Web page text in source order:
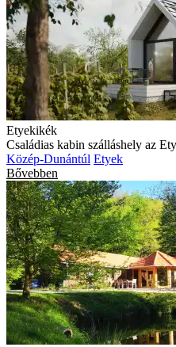
Etyekikék
Családias kabin szálláshely az
Közép-Dunántúl Etyek
Bővebben